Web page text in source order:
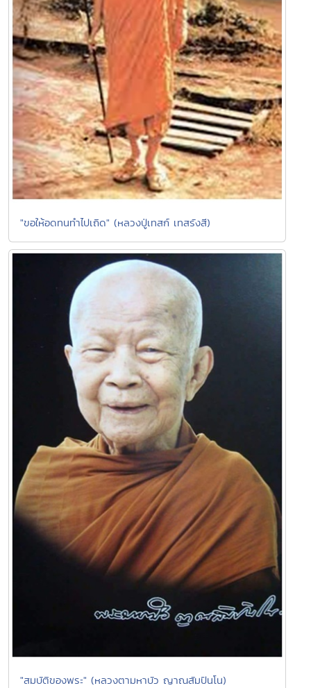
"ขอให้อดทนทำไปเถิด" (หลวงปู่เทสก์ เทสรังสี)
"สมบัติของพระ" (หลวงตามหาบัว ญาณสัมปันโน)